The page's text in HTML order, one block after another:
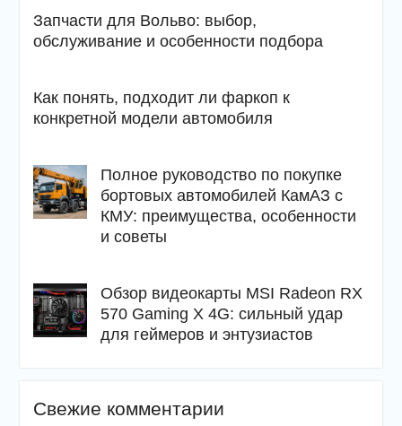
Запчасти для Вольво: выбор,
обслуживание и особенности подбора
Как понять, подходит ли фаркоп к
конкретной модели автомобиля
Полное руководство по покупке
бортовых автомобилей КамАЗ с
КМУ: преимущества, особенности
и советы
Обзор видеокарты MSI Radeon RX
570 Gaming X 4G: сильный удар
для геймеров и энтузиастов
Свежие комментарии